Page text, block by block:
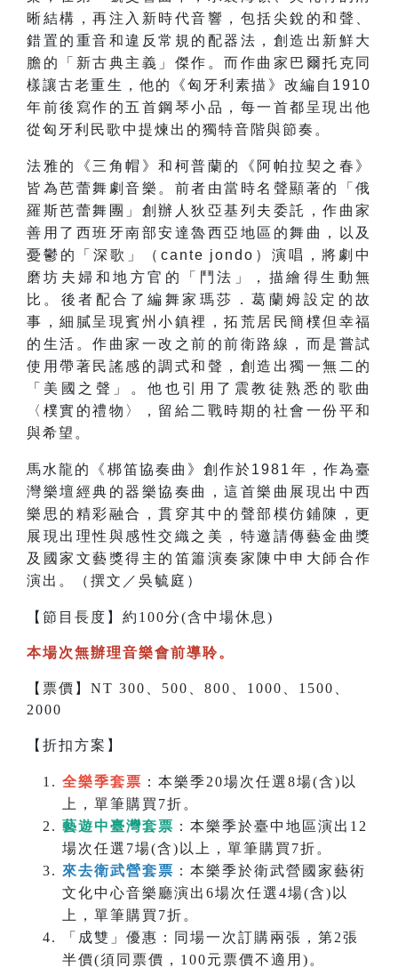
晰結構，再注入新時代音響，包括尖銳的和聲、
錯置的重音和違反常規的配器法，創造出新鮮大
膽的「新古典主義」傑作。而作曲家巴爾托克同
樣讓古老重生，他的《匈牙利素描》改編自1910
年前後寫作的五首鋼琴小品，每一首都呈現出他
從匈牙利民歌中提煉出的獨特音階與節奏。
法雅的《三角帽》和柯普蘭的《阿帕拉契之春》
皆為芭蕾舞劇音樂。前者由當時名聲顯著的「俄
羅斯芭蕾舞團」創辦人狄亞基列夫委託，作曲家
善用了西班牙南部安達魯西亞地區的舞曲，以及
憂鬱的「深歌」（cante jondo）演唱，將劇中
磨坊夫婦和地方官的「鬥法」，描繪得生動無
比。後者配合了編舞家瑪莎．葛蘭姆設定的故
事，細膩呈現賓州小鎮裡，拓荒居民簡樸但幸福
的生活。作曲家一改之前的前衛路線，而是嘗試
使用帶著民謠感的調式和聲，創造出獨一無二的
「美國之聲」。他也引用了震教徒熟悉的歌曲
〈樸實的禮物〉，留給二戰時期的社會一份平和
與希望。
馬水龍的《梆笛協奏曲》創作於1981年，作為臺
灣樂壇經典的器樂協奏曲，這首樂曲展現出中西
樂思的精彩融合，貫穿其中的聲部模仿鋪陳，更
展現出理性與感性交織之美，特邀請傳藝金曲獎
及國家文藝獎得主的笛簫演奏家陳中申大師合作
演出。（撰文／吳毓庭）
【節目長度】約100分(含中場休息)
本場次無辦理音樂會前導聆。
【票價】NT 300、500、800、1000、1500、
2000
【折扣方案】
全樂季套票 ：本樂季20場次任選8場(含)以
上，單筆購買7折。
藝遊中臺灣套票 ：本樂季於臺中地區演出12
場次任選7場(含)以上，單筆購買7折。
來去衛武營套票 ：本樂季於衛武營國家藝術
文化中心音樂廳演出6場次任選4場(含)以
上，單筆購買7折。
「成雙」優惠：同場一次訂購兩張，第2張
半價(須同票價，100元票價不適用)。